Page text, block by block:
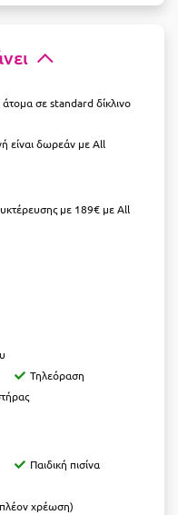
σε standard δίκλινο
είναι δωρεάν με All
με 189€ με All
Τηλεόραση
Παιδική πισίνα
χρέωση)